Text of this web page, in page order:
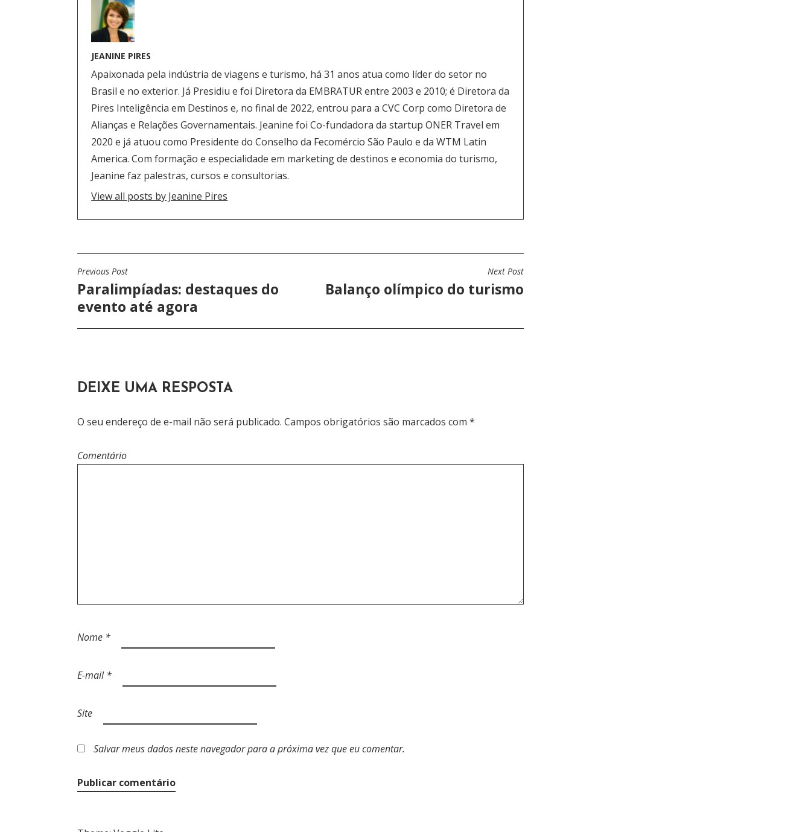
JEANINE PIRES
Apaixonada pela indústria de viagens e turismo, há 31 anos atua como líder do setor no
Brasil e no exterior. Já Presidiu e foi Diretora da EMBRATUR entre 2003 e 2010; é Diretora da
Pires Inteligência em Destinos e, no final de 2022, entrou para a CVC Corp como Diretora de
Alianças e Relações Governamentais. Jeanine foi Co-fundadora da startup ONER Travel em
2020 e já atuou como Presidente do Conselho da Fecomércio São Paulo e da WTM Latin
America. Com formação e especialidade em marketing de destinos e economia do turismo,
Jeanine faz palestras, cursos e consultorias.
View all posts by Jeanine Pires
N
A
A
O
Previous Post
Paralimpíadas: destaques do
evento até agora
Next Post
Balanço olímpico do turismo
DEIXE UMA RESPOSTA
O seu endereço de e-mail não será publicado. Campos obrigatórios são marcados com *
Comentário
Nome *
E-mail*
Site
Salvar meus dados neste navegador para a próxima vez que eu comentar.